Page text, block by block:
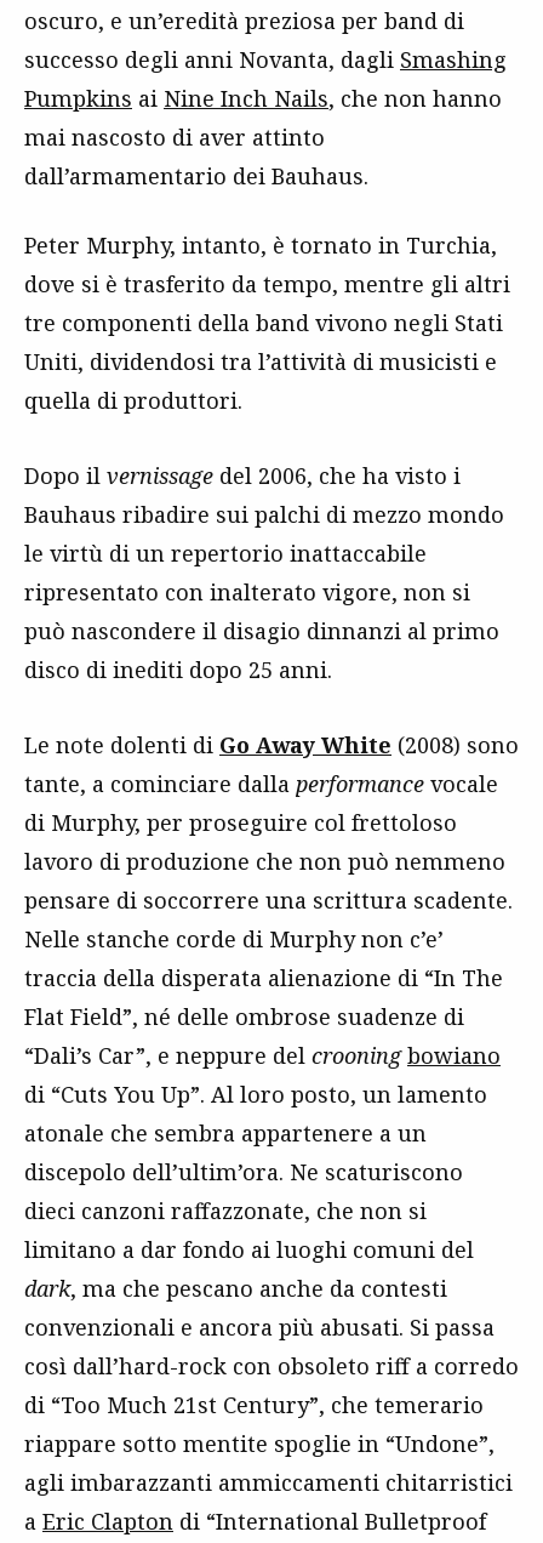
oscuro, e un’eredità preziosa per band di
successo degli anni Novanta, dagli Smashing
Pumpkins ai Nine Inch Nails, che non hanno
mai nascosto di aver attinto
dall’armamentario dei Bauhaus.
Peter Murphy, intanto, è tornato in Turchia,
dove si è trasferito da tempo, mentre gli altri
tre componenti della band vivono negli Stati
Uniti, dividendosi tra l’attività di musicisti e
quella di produttori.
Dopo il vernissage del 2006, che ha visto i
Bauhaus ribadire sui palchi di mezzo mondo
le virtù di un repertorio inattaccabile
ripresentato con inalterato vigore, non si
può nascondere il disagio dinnanzi al primo
disco di inediti dopo 25 anni.
Le note dolenti di Go Away White (2008) sono
tante, a cominciare dalla performance vocale
di Murphy, per proseguire col frettoloso
lavoro di produzione che non può nemmeno
pensare di soccorrere una scrittura scadente.
Nelle stanche corde di Murphy non c’e’
traccia della disperata alienazione di “In The
Flat Field”, né delle ombrose suadenze di
“Dali’s Car”, e neppure del crooning bowiano
di “Cuts You Up”. Al loro posto, un lamento
atonale che sembra appartenere a un
discepolo dell’ultim’ora. Ne scaturiscono
dieci canzoni raffazzonate, che non si
limitano a dar fondo ai luoghi comuni del
dark, ma che pescano anche da contesti
convenzionali e ancora più abusati. Si passa
così dall’hard-rock con obsoleto riff a corredo
di “Too Much 21st Century”, che temerario
riappare sotto mentite spoglie in “Undone”,
agli imbarazzanti ammiccamenti chitarristici
a Eric Clapton di “International Bulletproof